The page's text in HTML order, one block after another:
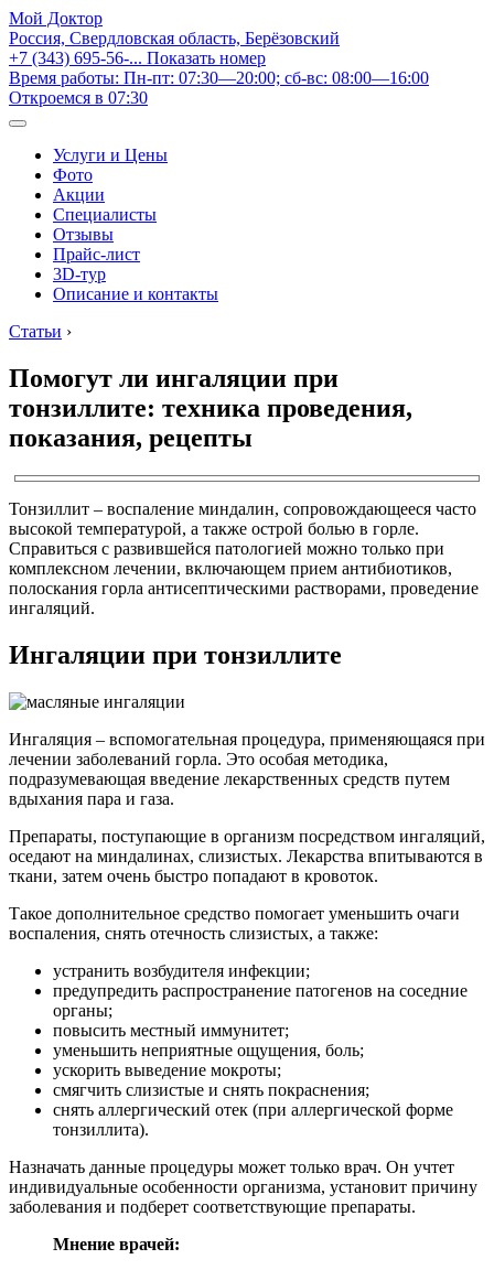
Мой Доктор
Россия, Свердловская область, Берёзовский
+7 (343) 695-56-... Показать номер
Время работы: Пн-пт: 07:30—20:00; сб-вс: 08:00—16:00
Откроемся в 07:30
Услуги и Цены
Фото
Акции
Специалисты
Отзывы
Прайс-лист
3D-тур
Описание и контакты
Статьи ›
Помогут ли ингаляции при
тонзиллите: техника проведения,
показания, рецепты
Тонзиллит – воспаление миндалин, сопровождающееся часто
высокой температурой, а также острой болью в горле.
Справиться с развившейся патологией можно только при
комплексном лечении, включающем прием антибиотиков,
полоскания горла антисептическими растворами, проведение
ингаляций.
Ингаляции при тонзиллите
Ингаляция – вспомогательная процедура, применяющаяся при
лечении заболеваний горла. Это особая методика,
подразумевающая введение лекарственных средств путем
вдыхания пара и газа.
Препараты, поступающие в организм посредством ингаляций,
оседают на миндалинах, слизистых. Лекарства впитываются в
ткани, затем очень быстро попадают в кровоток.
Такое дополнительное средство помогает уменьшить очаги
воспаления, снять отечность слизистых, а также:
устранить возбудителя инфекции;
предупредить распространение патогенов на соседние
органы;
повысить местный иммунитет;
уменьшить неприятные ощущения, боль;
ускорить выведение мокроты;
смягчить слизистые и снять покраснения;
снять аллергический отек (при аллергической форме
тонзиллита).
Назначать данные процедуры может только врач. Он учтет
индивидуальные особенности организма, установит причину
заболевания и подберет соответствующие препараты.
Мнение врачей: